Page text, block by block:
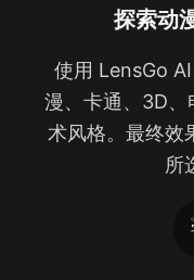
探索动
使用 LensGo
漫、卡通、3D、
术风格。最终效
所